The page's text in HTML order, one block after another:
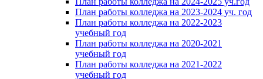
План работы колледжа на 2023-2024 уч. год
План работы колледжа на 2022-2023
учебный год
План работы колледжа на 2020-2021
учебный год
План работы колледжа на 2021-2022
учебный год